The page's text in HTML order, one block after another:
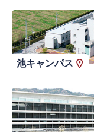
池キャンパス